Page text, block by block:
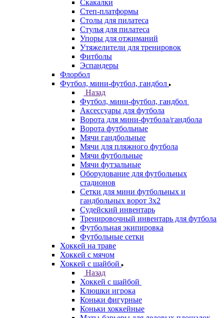
Скакалки
Степ-платформы
Столы для пилатеса
Стулья для пилатеса
Упоры для отжиманий
Утяжелители для тренировок
Фитболы
Эспандеры
Флорбол
Футбол, мини-футбол, гандбол
Назад
Футбол, мини-футбол, гандбол
Аксессуары для футбола
Ворота для мини-футбола/гандбола
Ворота футбольные
Мячи гандбольные
Мячи для пляжного футбола
Мячи футбольные
Мячи футзальные
Оборудование для футбольных
стадионов
Сетки для мини футбольных и
гандбольных ворот 3х2
Судейский инвентарь
Тренировочный инвентарь для футбола
Футбольная экипировка
Футбольные сетки
Хоккей на траве
Хоккей с мячом
Хоккей с шайбой
Назад
Хоккей с шайбой
Клюшки игрока
Коньки фигурные
Коньки хоккейные